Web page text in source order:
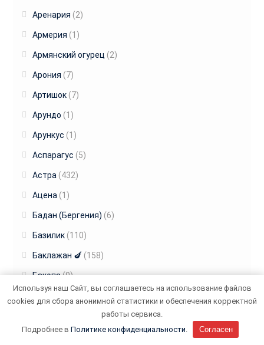
Аренария (2)
Армерия (1)
Армянский огурец (2)
Арония (7)
Артишок (7)
Арундо (1)
Арункус (1)
Аспарагус (5)
Астра (432)
Ацена (1)
Бадан (Бергения) (6)
Базилик (110)
Баклажан 🍆 (158)
Бакопа(9)
Бальзамин
Банан 🍌
Используя наш Сайт, вы соглашаетесь на использование файлов
cookies для сбора анонимной статистики и обеспечения корректной
работы сервиса.
Подробнее в Политике конфиденциальности Согласен